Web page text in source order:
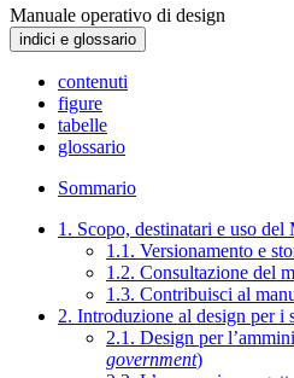
Manuale operativo di design
indici e glossario
contenuti
figure
tabelle
glossario
Sommario
1. Scopo, destinatari e uso
1.1. Versionamento e
1.2. Consultazione del
1.3. Contribuisci al
2. Introduzione al design per
2.1. Design per
government)